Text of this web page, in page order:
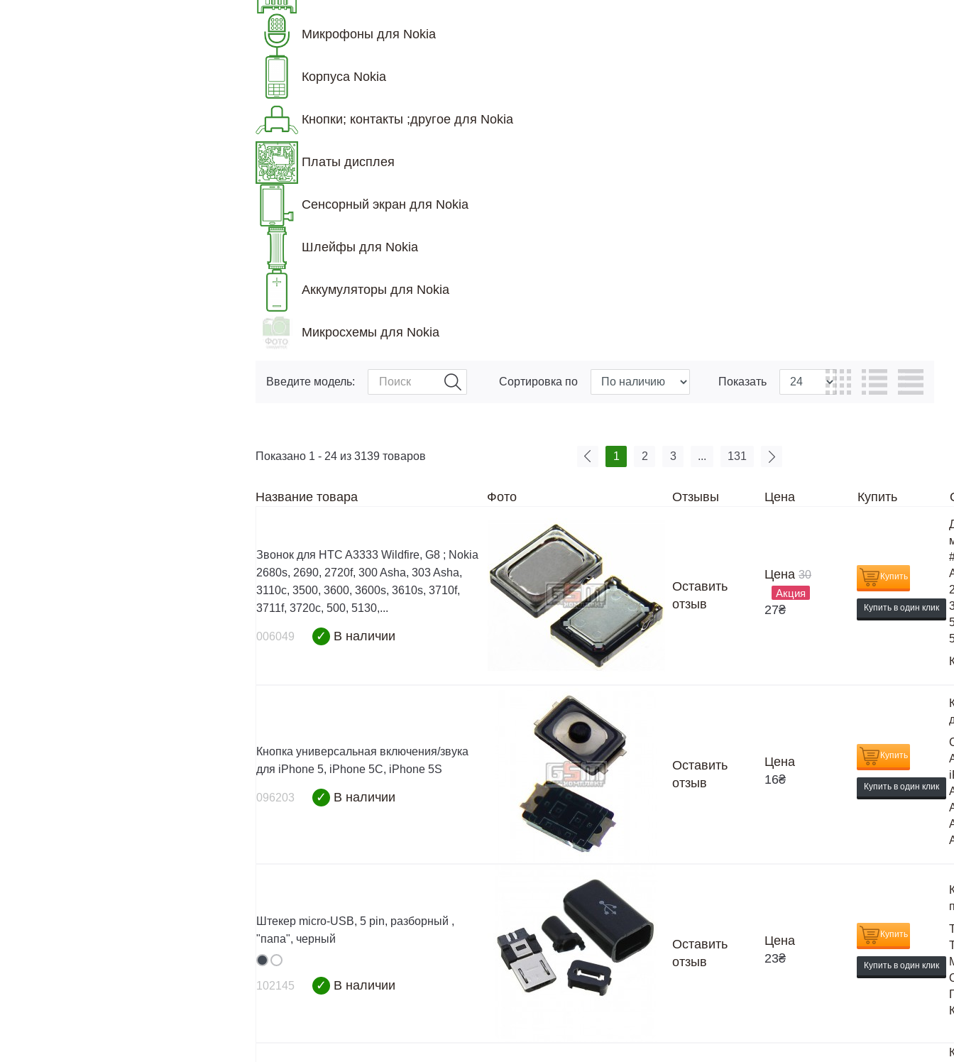
Микрофоны для Nokia
Корпуса Nokia
Кнопки; контакты ;другое для Nokia
Платы дисплея
Сенсорный экран для Nokia
Шлейфы для Nokia
Аккумуляторы для Nokia
Микросхемы для Nokia
Введите модель: Сортировка по Показать
1 2 3 ... 131
Показано 1 - 24 из 3139 товаров
Название товара Фото Отзывы Цена Купить
Звонок для HTC A3333 Wildfire, G8 ; Nokia
2680s, 2690, 2720f, 300 Asha, 303 Asha,
3110c, 3500, 3600, 3600s, 3610s, 3710f,
3711f, 3720c, 500, 5130,...
006049 ✓ В наличии
Оставить
отзыв
Цена30
Акция
27₴
Купить
Купить в один клик
Кнопка универсальная включения/звука
для iPhone 5, iPhone 5C, iPhone 5S
096203 ✓ В наличии
Оставить
отзыв
Цена
16₴
Купить
Купить в один клик
Штекер micro-USB, 5 pin, разборный ,
"папа", черный
102145 ✓ В наличии
Оставить
отзыв
Цена
23₴
Купить
Купить в один клик